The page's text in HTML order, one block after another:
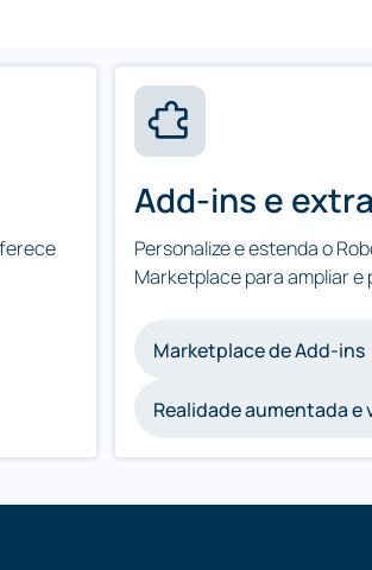
Add-ins e
Personalize e estenda o
Marketplace para ampliar e
Marketplace de Add-ins
Realidade aumentada e